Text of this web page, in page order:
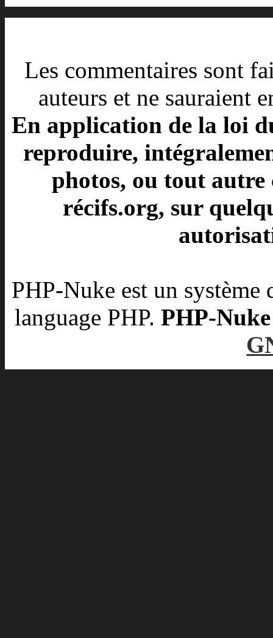
Les commentaires sont
auteurs et ne sauraient
En application de la loi
reproduire,
photos, ou tout autre
récifs.org, sur
PHP-Nuke est un
language PHP. PHP-